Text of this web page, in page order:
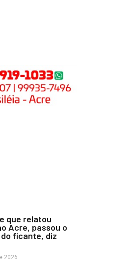
que relatou
Acre, passou o
ficante, diz
2026